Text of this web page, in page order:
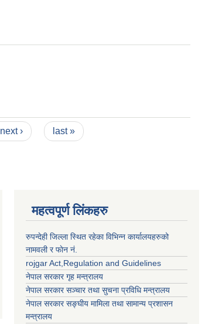
next › last »
महत्वपूर्ण लिंकहरु
रुपन्देही जिल्ला स्थित रहेका विभिन्न कार्यालयहरुको
नामवली र फाेन न‌ं.
rojgar Act,Regulation and Guidelines
नेपाल सरकार गृह मन्त्रालय
नेपाल सरकार सञ्चार तथा सुचना प्रविधि मन्त्रालय
नेपाल सरकार सङ्घीय मामिला तथा सामान्य प्रशासन
मन्त्रालय